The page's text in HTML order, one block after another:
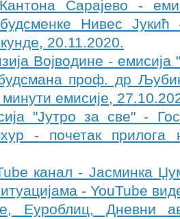
Кантона Сарајево -
Нивес
20.11.2020.
Војводине -
проф. др
емисије,
"Јутро за све" -
- почетак
канал - Јасминка
- YouTube
Еуроблиц, Дневни